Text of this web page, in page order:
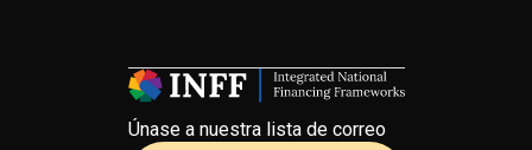
Únase a nuestra lista de correo